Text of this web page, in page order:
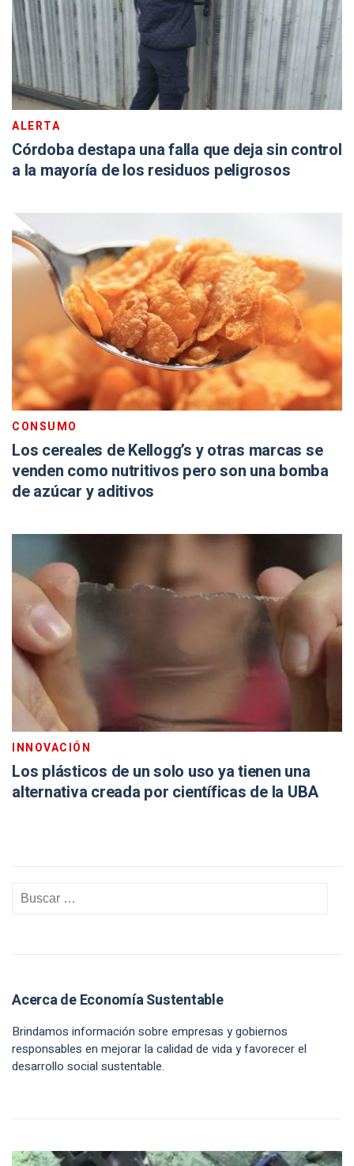
ALERTA
Córdoba destapa una falla que deja sin control
a la mayoría de los residuos peligrosos
CONSUMO
Los cereales de Kellogg’s y otras marcas se
venden como nutritivos pero son una bomba
de azúcar y aditivos
INNOVACIÓN
Los plásticos de un solo uso ya tienen una
alternativa creada por científicas de la UBA
Acerca de Economía Sustentable
Brindamos información sobre empresas y gobiernos
responsables en mejorar la calidad de vida y favorecer el
desarrollo social sustentable.